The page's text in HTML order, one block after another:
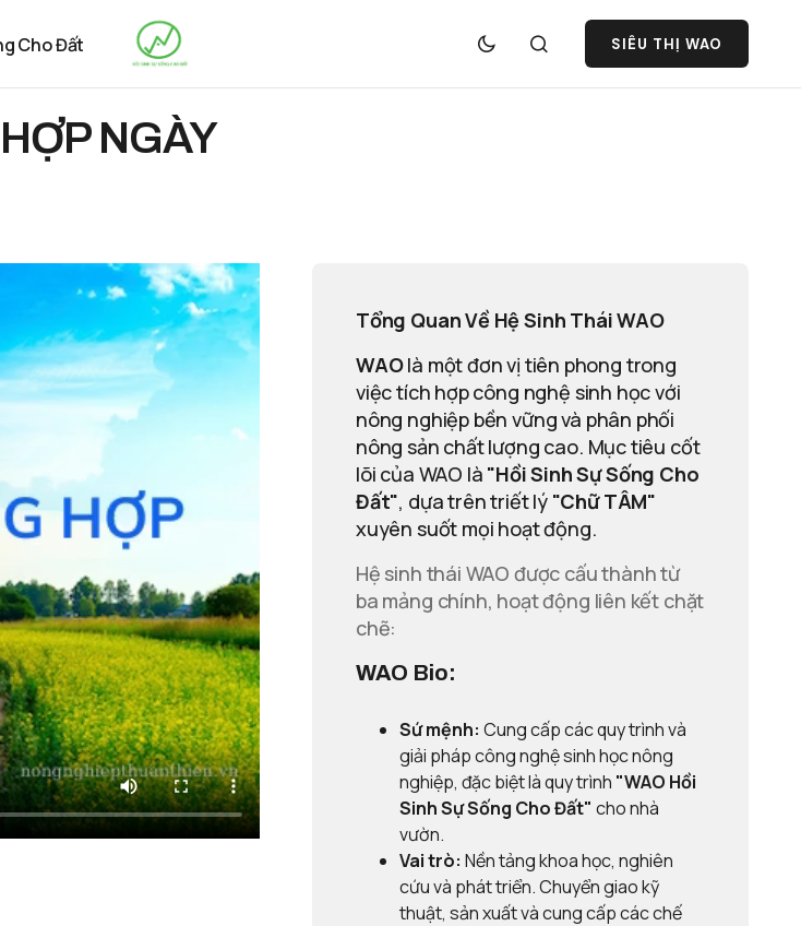
Cho Đất SIÊU THỊ WAO
NGÀY
Tổng Quan Về Hệ Sinh Thái WAO
WAOlà một đơn vị tiên phong trong
việc tích hợp công nghệ sinh học với
nông nghiệp bền vững và phân phối
nông sản chất lượng cao. Mục tiêu cốt
lõi của WAO là "Hồi Sinh Sự Sống Cho
Đất", dựa trên triết lý "Chữ TÂM"
xuyên suốt mọi hoạt động.
Hệ sinh thái WAO được cấu thành từ
ba mảng chính, hoạt động liên kết chặt
chẽ:
WAO Bio:
Sứ mệnh: Cung cấp các quy trình và
giải pháp công nghệ sinh học nông
nghiệp, đặc biệt là quy trình "WAO Hồi
Sinh Sự Sống Cho Đất" cho nhà
vườn.
Vai trò: Nền tảng khoa học, nghiên
cứu và phát triển. Chuyển giao kỹ
thuật, sản xuất và cung cấp các chế